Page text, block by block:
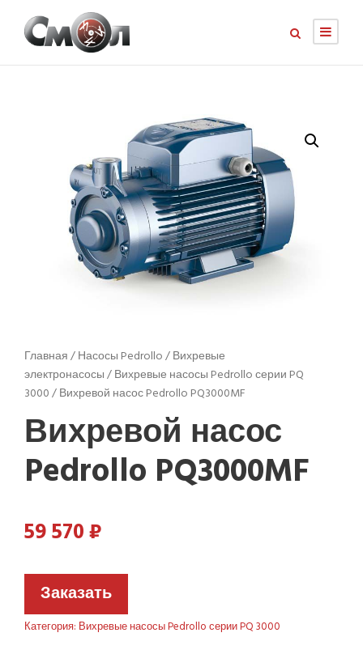
Главная/Насосы Pedrollo/Вихревые
электронасосы/Вихревые насосы Pedrollo серии PQ
3000/ Вихревой насос Pedrollo PQ3000MF
Вихревой насос
Pedrollo PQ3000MF
59 570₽
Заказать
Категория: Вихревые насосы Pedrollo серии PQ 3000